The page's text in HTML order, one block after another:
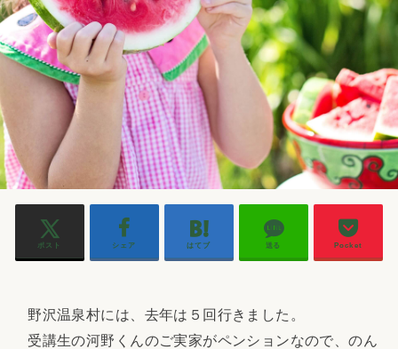
ポスト シェア はてブ 送る Pocket
野沢温泉村には、去年は５回行きました。
受講生の河野くんのご実家がペンションなので、のん